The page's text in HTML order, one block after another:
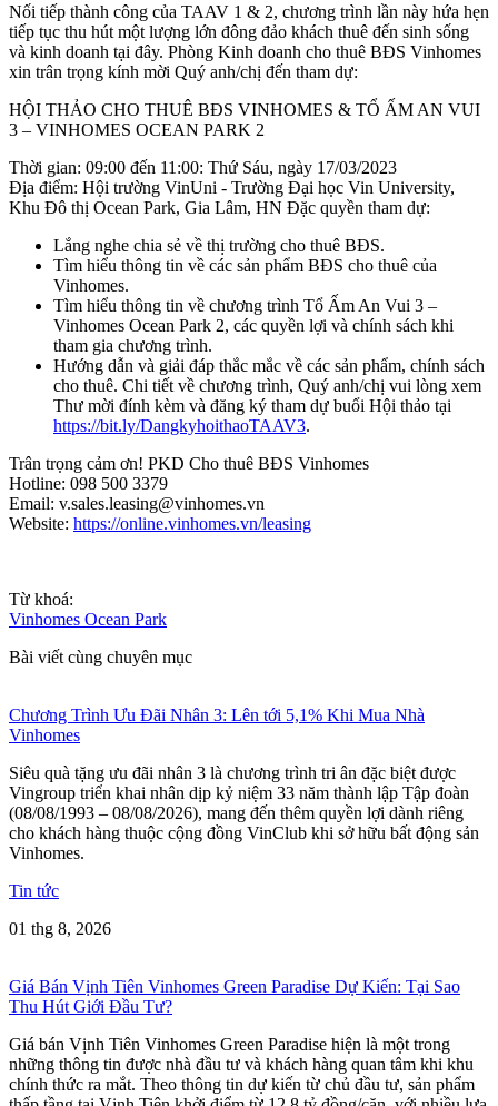
Nối tiếp thành công của TAAV 1 & 2, chương trình lần này hứa hẹn
tiếp tục thu hút một lượng lớn đông đảo khách thuê đến sinh sống
và kinh doanh tại đây. Phòng Kinh doanh cho thuê BĐS Vinhomes
xin trân trọng kính mời Quý anh/chị đến tham dự:
HỘI THẢO CHO THUÊ BĐS VINHOMES & TỔ ẤM AN VUI
3 – VINHOMES OCEAN PARK 2
Thời gian: 09:00 đến 11:00: Thứ Sáu, ngày 17/03/2023
Địa điểm: Hội trường VinUni - Trường Đại học Vin University,
Khu Đô thị Ocean Park, Gia Lâm, HN Đặc quyền tham dự:
Lắng nghe chia sẻ về thị trường cho thuê BĐS.
Tìm hiểu thông tin về các sản phẩm BĐS cho thuê của
Vinhomes.
Tìm hiểu thông tin về chương trình Tổ Ấm An Vui 3 –
Vinhomes Ocean Park 2, các quyền lợi và chính sách khi
tham gia chương trình.
Hướng dẫn và giải đáp thắc mắc về các sản phẩm, chính sách
cho thuê. Chi tiết về chương trình, Quý anh/chị vui lòng xem
Thư mời đính kèm và đăng ký tham dự buổi Hội thảo tại
https://bit.ly/DangkyhoithaoTAAV3.
Trân trọng cảm ơn! PKD Cho thuê BĐS Vinhomes
Hotline: 098 500 3379
Email: v.sales.leasing@vinhomes.vn
Website: https://online.vinhomes.vn/leasing
Từ khoá:
Vinhomes Ocean Park
Bài viết cùng chuyên mục
Chương Trình Ưu Đãi Nhân 3: Lên tới 5,1% Khi Mua Nhà
Vinhomes
Siêu quà tặng ưu đãi nhân 3 là chương trình tri ân đặc biệt được
Vingroup triển khai nhân dịp kỷ niệm 33 năm thành lập Tập đoàn
(08/08/1993 – 08/08/2026), mang đến thêm quyền lợi dành riêng
cho khách hàng thuộc cộng đồng VinClub khi sở hữu bất động sản
Vinhomes.
Tin tức
01 thg 8, 2026
Giá Bán Vịnh Tiên Vinhomes Green Paradise Dự Kiến: Tại Sao
Thu Hút Giới Đầu Tư?
Giá bán Vịnh Tiên Vinhomes Green Paradise hiện là một trong
những thông tin được nhà đầu tư và khách hàng quan tâm khi khu
chính thức ra mắt. Theo thông tin dự kiến từ chủ đầu tư, sản phẩm